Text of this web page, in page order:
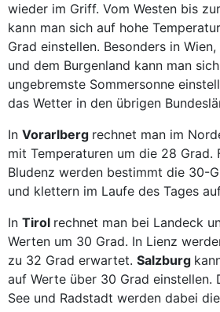
wieder im Griff. Vom Westen bis
kann man sich auf hohe
Grad einstellen. Besonders in
und dem Burgenland kann man
ungebremste Sommersonne
das Wetter in den übrigen
In Vorarlberg rechnet man im
mit Temperaturen um die 28 Grad.
Bludenz werden bestimmt die 30-
und klettern im Laufe des Tages
In Tirol rechnet man bei Landeck
Werten um 30 Grad. In Lienz
zu 32 Grad erwartet. Salzburg
auf Werte über 30 Grad einstellen.
See und Radstadt werden dabei